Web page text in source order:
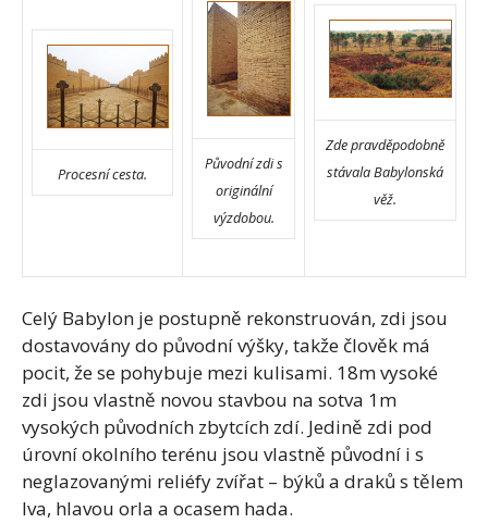
Procesní cesta.
Původní zdi s
originální
výzdobou.
Zde pravděpodobně
stávala Babylonská
věž.
Celý Babylon je postupně rekonstruován, zdi jsou
dostavovány do původní výšky, takže člověk má
pocit, že se pohybuje mezi kulisami. 18m vysoké
zdi jsou vlastně novou stavbou na sotva 1m
vysokých původních zbytcích zdí. Jedině zdi pod
úrovní okolního terénu jsou vlastně původní i s
neglazovanými reliéfy zvířat – býků a draků s tělem
lva, hlavou orla a ocasem hada.